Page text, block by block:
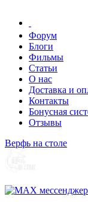
Форум
Блоги
Фильмы
Статьи
О нас
Доставка и
Контакты
Бонусная
Отзывы
Верфь на столе